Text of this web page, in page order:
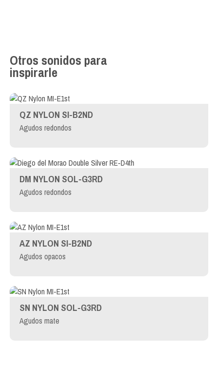
Otros sonidos para
inspirarle
QZ NYLON SI-B2ND
Agudos redondos
DM NYLON SOL-G3RD
Agudos redondos
AZ NYLON SI-B2ND
Agudos opacos
SN NYLON SOL-G3RD
Agudos mate